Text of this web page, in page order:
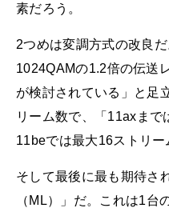
素だろう。
2つめは変調方式の改良
1024QAMの1.2倍の伝送
が検討されている」と足
リーム数で、「11axまで
11beでは最大16ストリー
そして最後に最も期待さ
（ML）」だ。これは1台